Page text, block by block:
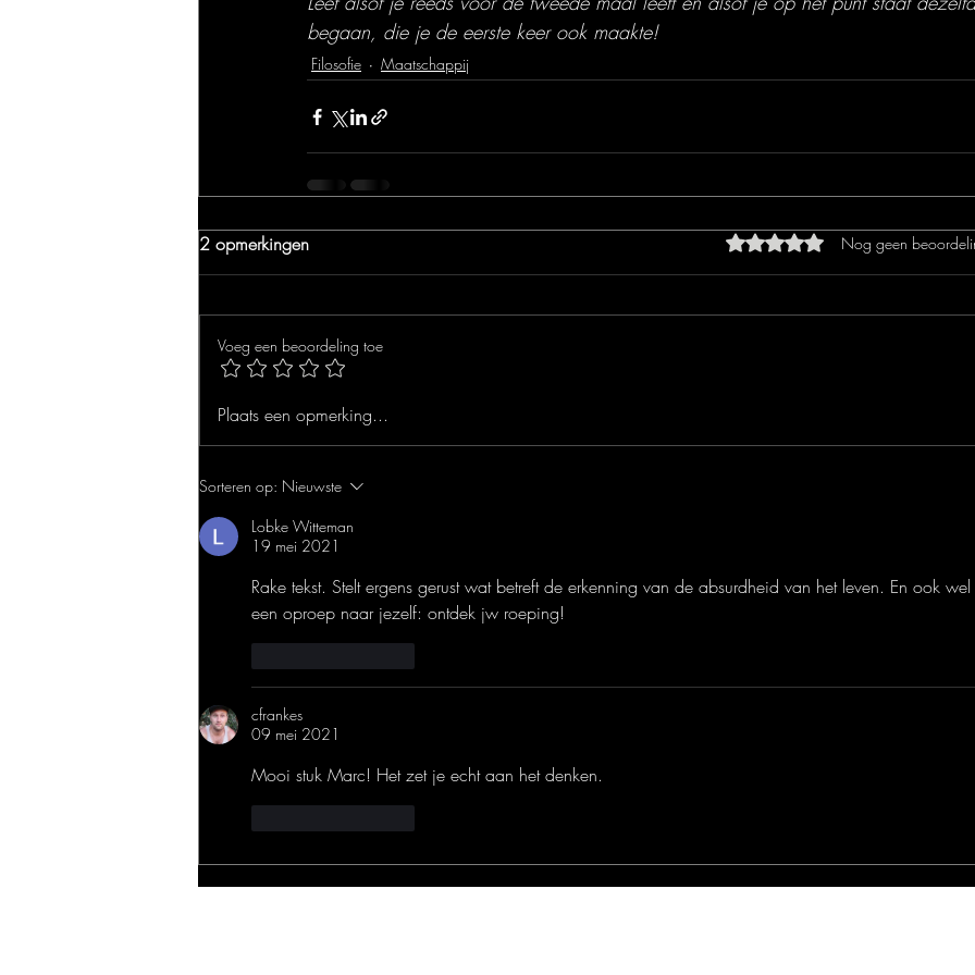
begaan, die je de eerste keer ook maakte!
Filosofie Maatschappij
2 opmerkingen Beoordeeld met 0 uit 5
Nog geen
Voeg een beoordeling toe
Plaats een opmerking...
Sorteren op: Nieuwste
Lobke Witteman
19 mei 2021
Rake tekst. Stelt ergens gerust wat betreft de erkenning van de absurdheid van het leven. En ook wel
een oproep naar jezelf: ontdek jw roeping!
cfrankes
09 mei 2021
Mooi stuk Marc! Het zet je echt aan het denken.